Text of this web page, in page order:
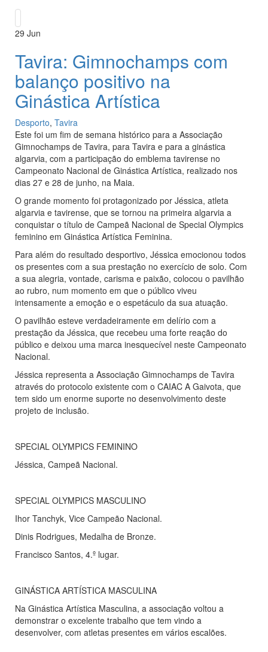
29 Jun
Tavira: Gimnochamps com
balanço positivo na
Ginástica Artística
Desporto, Tavira
Este foi um fim de semana histórico para a Associação
Gimnochamps de Tavira, para Tavira e para a ginástica
algarvia, com a participação do emblema tavirense no
Campeonato Nacional de Ginástica Artística, realizado nos
dias 27 e 28 de junho, na Maia.
O grande momento foi protagonizado por Jéssica, atleta
algarvia e tavirense, que se tornou na primeira algarvia a
conquistar o título de Campeã Nacional de Special Olympics
feminino em Ginástica Artística Feminina.
Para além do resultado desportivo, Jéssica emocionou todos
os presentes com a sua prestação no exercício de solo. Com
a sua alegria, vontade, carisma e paixão, colocou o pavilhão
ao rubro, num momento em que o público viveu
intensamente a emoção e o espetáculo da sua atuação.
O pavilhão esteve verdadeiramente em delírio com a
prestação da Jéssica, que recebeu uma forte reação do
público e deixou uma marca inesquecível neste Campeonato
Nacional.
Jéssica representa a Associação Gimnochamps de Tavira
através do protocolo existente com o CAIAC A Gaivota, que
tem sido um enorme suporte no desenvolvimento deste
projeto de inclusão.
SPECIAL OLYMPICS FEMININO
Jéssica, Campeã Nacional.
SPECIAL OLYMPICS MASCULINO
Ihor Tanchyk, Vice Campeão Nacional.
Dinis Rodrigues, Medalha de Bronze.
Francisco Santos, 4.º lugar.
GINÁSTICA ARTÍSTICA MASCULINA
Na Ginástica Artística Masculina, a associação voltou a
demonstrar o excelente trabalho que tem vindo a
desenvolver, com atletas presentes em vários escalões.